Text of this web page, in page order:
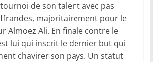
de son talent avec pas
majoritairement pour le
Almoez Ali. En finale contre le
lui qui inscrit le dernier but qui
chavirer son pays. Un statut